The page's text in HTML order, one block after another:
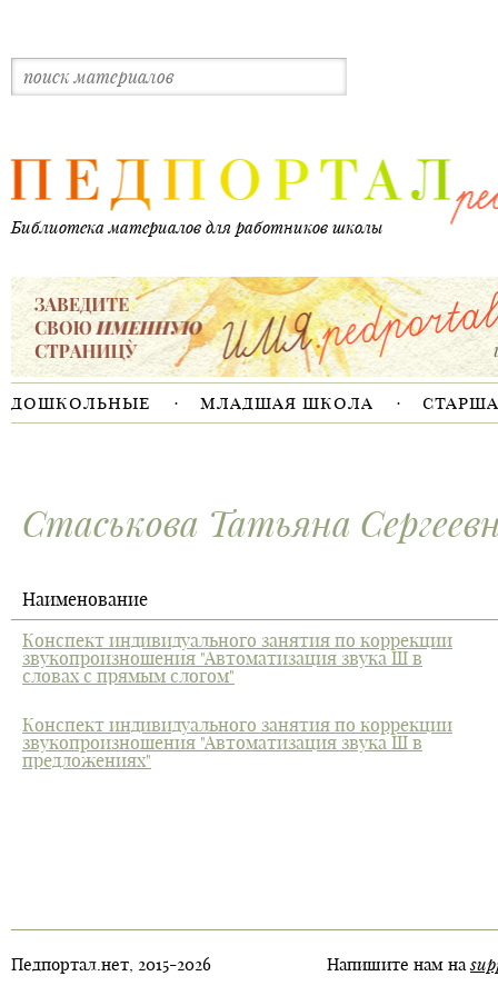
дошкольные младшая школа
Стаськова Татьяна
Наименование
Конспект индивидуального занятия по коррекции
звукопроизношения "Автоматизация звука Ш в
словах с прямым слогом"
Конспект индивидуального занятия по коррекции
звукопроизношения "Автоматизация звука Ш в
предложениях"
Педпортал.нет, 2015-2026 Напишите нам на